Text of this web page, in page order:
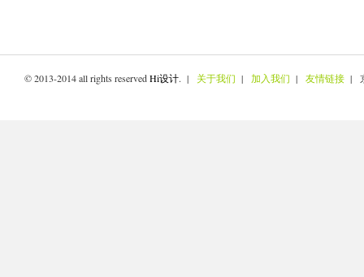
© 2013-2014 all rights reservedHi设计. | 关于我们 | 加入我们 | 友情链接 |